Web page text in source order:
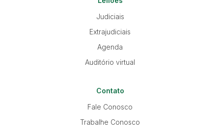
Judiciais
Extrajudiciais
Agenda
Auditório virtual
Contato
Fale Conosco
Trabalhe Conosco